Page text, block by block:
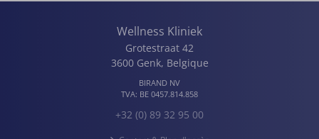
Wellness Kliniek
Grotestraat 42
3600 Genk, Belgique
BIRAND NV
TVA: BE 0457.814.858
+32 (0) 89 32 95 00